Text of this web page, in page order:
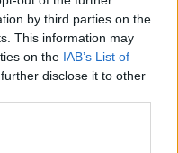
by third parties on the
This information may
on the IAB’s List of
disclose it to other
Victoria,
mulțumit
NATO în
apărare a